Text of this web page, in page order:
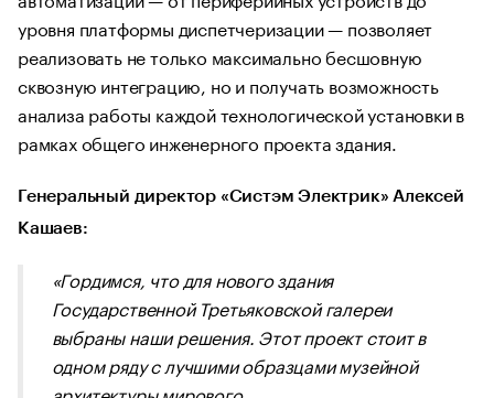
уровня платформы диспетчеризации — позволяет
реализовать не только максимально бесшовную
сквозную интеграцию, но и получать возможность
анализа работы каждой технологической установки в
рамках общего инженерного проекта здания.
Генеральный директор «Систэм Электрик» Алексей
Кашаев:
«Гордимся, что для нового здания
Государственной Третьяковской галереи
выбраны наши решения. Этот проект стоит в
одном ряду с лучшими образцами музейной